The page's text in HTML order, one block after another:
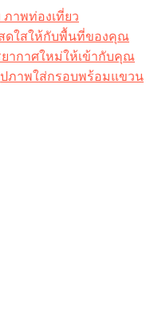
ภาพท่องเที่ยว
ดใสให้กับพื้นที่ของคุณ
ากาศใหม่ให้เข้ากับคุณ
ภาพใส่กรอบพร้อมแขวน​